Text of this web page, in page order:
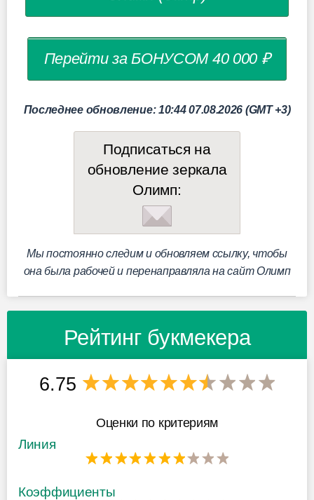
Перейти за БОНУСОМ 40 000 ₽
Последнее обновление: 10:44 07.08.2026 (GMT +3)
Подписаться на
обновление зеркала
Олимп:
Мы постоянно следим и обновляем ссылку, чтобы
она была рабочей и перенаправляла на сайт Олимп
Рейтинг букмекера
6.75
Оценки по критериям
Линия
Коэффициенты